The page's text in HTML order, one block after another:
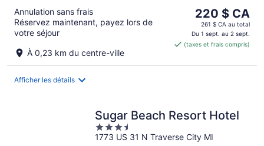
Annulation sans frais
Réservez maintenant, payez lors de
votre séjour
À 0,23 km du centre-ville
Le
prix
est
de 220 $ CA
220 $ CA
261 $ CA au total
Du 1 sept. au 2 sept.
(taxes et frais compris)
Afficher les détails
Sugar Beach Resort Hotel
3.5
out
1773 US 31 N Traverse City MI